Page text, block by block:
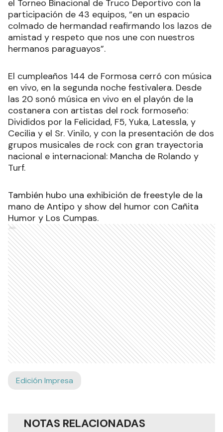
el Torneo Binacional de Truco Deportivo con la
participación de 43 equipos, “en un espacio
colmado de hermandad reafirmando los lazos de
amistad y respeto que nos une con nuestros
hermanos paraguayos”.
El cumpleaños 144 de Formosa cerró con música
en vivo, en la segunda noche festivalera. Desde
las 20 sonó música en vivo en el playón de la
costanera con artistas del rock formoseño:
Divididos por la Felicidad, F5, Yuka, Latessla, y
Cecilia y el Sr. Vinilo, y con la presentación de dos
grupos musicales de rock con gran trayectoria
nacional e internacional: Mancha de Rolando y
Turf.
También hubo una exhibición de freestyle de la
mano de Antipo y show del humor con Cañita
Humor y Los Cumpas.
Ads
Edición Impresa
NOTAS RELACIONADAS